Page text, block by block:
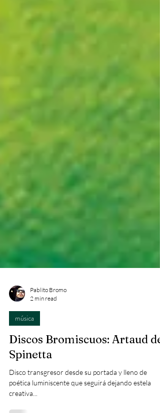
Pablito Bromo
2 min read
música
Discos Bromiscuos: Artaud de
Spinetta
Disco transgresor desde su portada y lleno de